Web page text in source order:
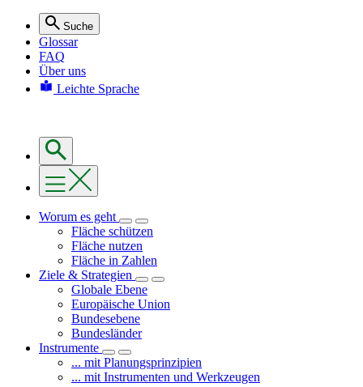
Suche
Glossar
FAQ
Über uns
Leichte Sprache
Worum es geht
Fläche schützen
Fläche nutzen
Fläche in Zahlen
Ziele & Strategien
Globale Ebene
Europäische Union
Bundesebene
Bundesländer
Instrumente
... mit Planungsprinzipien
... mit Instrumenten und Werkzeugen